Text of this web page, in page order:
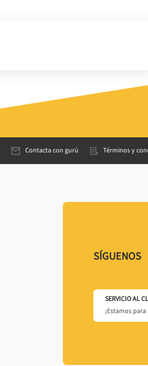
Contacta con gurú Términos y
SÍGUENOS
SERVICIO AL
¡Estamos